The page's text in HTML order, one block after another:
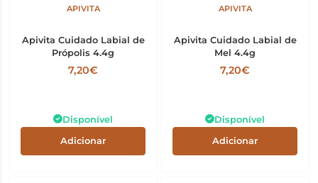
APIVITA
Apivita Cuidado Labial de
Própolis 4.4g
7,20€
Disponível
Adicionar
APIVITA
Apivita Cuidado Labial de
Mel 4.4g
7,20€
Disponível
Adicionar